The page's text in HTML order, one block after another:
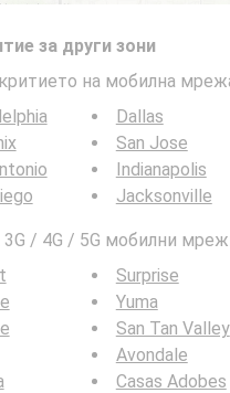
за други зони
на мобилна
Dallas
San Jose
Indianapolis
Jacksonville
/ 4G / 5G мобилни
Surprise
Yuma
San Tan Valley
Avondale
Casas Adobes